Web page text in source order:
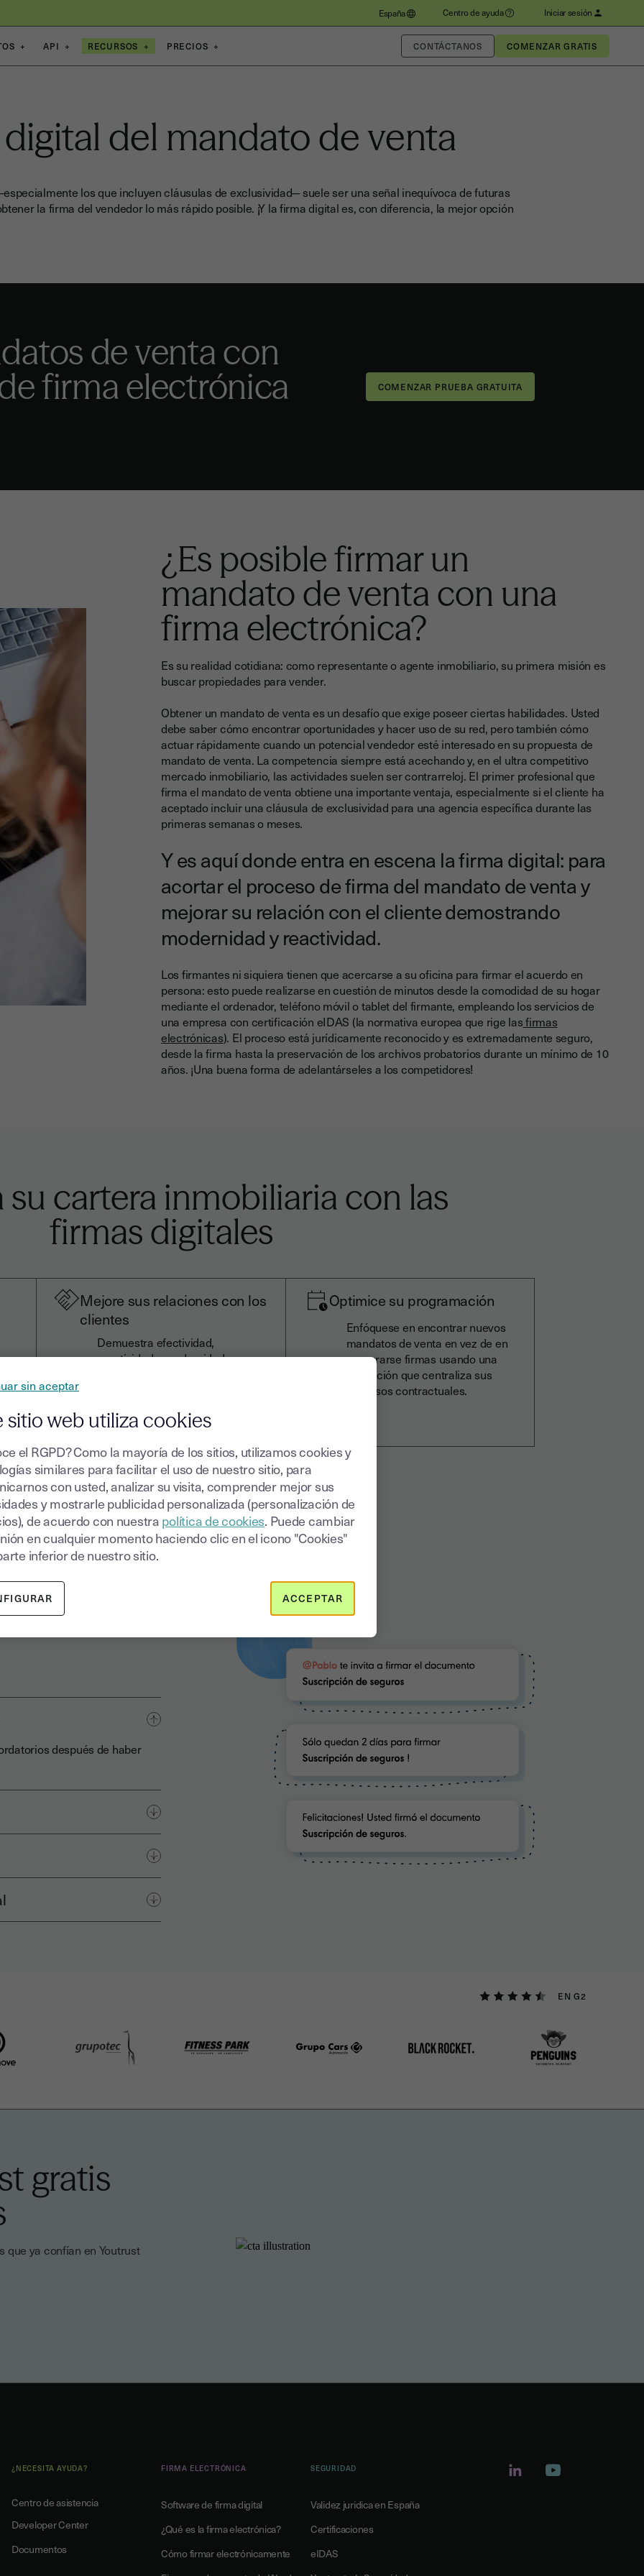
España Centro de ayuda Iniciar sesión
+ API + RECURSOS + PRECIOS + CONTÁCTANOS
del mandato de venta
los que incluyen cláusulas de exclusividad─ suele ser una señal inequívoca de futuras
la firma del vendedor lo más rápido posible. ¡Y la firma digital es, con diferencia, la mejor opción
de venta con
firma electrónica
¿Es posible firmar un
mandato de venta con una
firma electrónica?
Es su realidad cotidiana: como representante o agente inmobiliario, su primera misión es
buscar propiedades para vender.
Obtener un mandato de venta es un desafío que exige poseer ciertas habilidades. Usted
debe saber cómo encontrar oportunidades y hacer uso de su red, pero también cómo
actuar rápidamente cuando un potencial vendedor esté interesado en su propuesta de
mandato de venta. La competencia siempre está acechando y, en el ultra competitivo
mercado inmobiliario, las actividades suelen ser contrarreloj. El primer profesional que
firma el mandato de venta obtiene una importante ventaja, especialmente si el cliente ha
aceptado incluir una cláusula de exclusividad para una agencia específica durante las
primeras semanas o meses.
Y es aquí donde entra en escena la firma digital: para
acortar el proceso de firma del mandato de venta y
mejorar su relación con el cliente demostrando
modernidad y reactividad.
Los firmantes ni siquiera tienen que acercarse a su oficina para firmar el acuerdo en
persona: esto puede realizarse en cuestión de minutos desde la comodidad de su hogar
mediante el ordenador, teléfono móvil o tablet del firmante, empleando los servicios de
una empresa con certificación eIDAS (la normativa europea que rige lasfirmas
electrónicas). El proceso está jurídicamente reconocido y es extremadamente seguro,
desde la firma hasta la preservación de los archivos probatorios durante un mínimo de 10
años. ¡Una buena forma de adelantárseles a los competidores!
su cartera inmobiliaria con las
firmas digitales
Mejore sus relaciones con los
clientes
Demuestra efectividad,
reactividad y modernidad
hogar.
Optimice su programación
Enfóquese en encontrar nuevos
mandatos de venta en vez de en
procurarse firmas usando una
aplicación que centraliza sus
procesos contractuales.
para sus
con
después de haber
EN G2
gratis
que ya confían en Youtrust
¿NECESITA AYUDA?
Centro de asistencia
Developer Center
Documentos
FIRMA ELECTRÓNICA
Software de firma digital
¿Qué es la firma electrónica?
Cómo firmar electrónicamente
SEGURIDAD
Validez juridica en España
Certificaciones
eIDAS
sin aceptar
sitio web utiliza cookies
el RGPD? Como la mayoría de los sitios, utilizamos cookies y
similares para facilitar el uso de nuestro sitio, para
con usted, analizar su visita, comprender mejor sus
y mostrarle publicidad personalizada (personalización de
de acuerdo con nuestrapolítica de cookies. Puede cambiar
en cualquier momento haciendo clic en el icono "Cookies"
inferior de nuestro sitio.
ACCEPTAR